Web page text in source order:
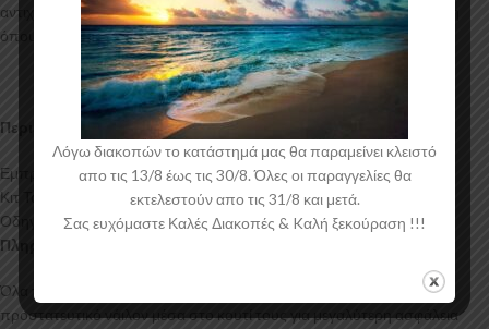
αντιχαρακτική επιφάνεια. Συνοδεύεται από προστατευτική μεμβράνη
όπου αφαιρείται πριν την τοποθέτηση.
Περιεχόμενα Συσκευασίας:
Εμπρός Σπόιλερ Smart Fortwo 451
Κιτ Τοποθέτησης
Οδηγίες Τοποθέτησης
Πληροφορίες Αποστολής:
Όλα τα προϊόντα μας συσκευάζονται και αποστέλλονται με
προστατευτικό νάιλον μέσα στο κουτί τους για μεγαλύτερη ασφάλεια
Λόγω διακοπών το κατάστημά μας θα παραμείνει κλειστό
απο τις 13/8 έως τις 30/8. Όλες οι παραγγελίες θα
εκτελεστούν απο τις 31/8 και μετά.
Σας ευχόμαστε Καλές Διακοπές & Kαλή ξεκούραση !!!